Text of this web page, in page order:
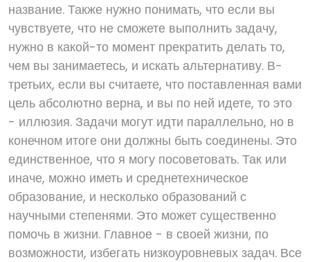
название. Также нужно понимать, что если вы
чувствуете, что не сможете выполнить задачу,
нужно в какой-то момент прекратить делать то,
чем вы занимаетесь, и искать альтернативу. В-
третьих, если вы считаете, что поставленная вами
цель абсолютно верна, и вы по ней идете, то это
- иллюзия. Задачи могут идти параллельно, но в
конечном итоге они должны быть соединены. Это
единственное, что я могу посоветовать. Так или
иначе, можно иметь и среднетехническое
образование, и несколько образований с
научными степенями. Это может существенно
помочь в жизни. Главное - в своей жизни, по
возможности, избегать низкоуровневых задач. Все